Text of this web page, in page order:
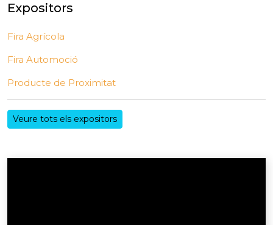
Expositors
Fira Agrícola
Fira Automoció
Producte de Proximitat
Veure tots els expositors